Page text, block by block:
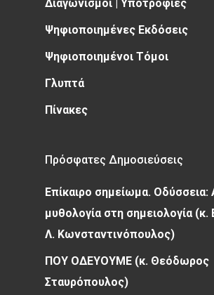
Διαγωνισμοί | Υποτροφίες
Ψηφιοποιημένες Εκδόσεις
Ψηφιοποιημένοι Τόμοι
Γλυπτά
Πίνακες
Πρόσφατες Δημοσιεύσεις
Επίκαιρο σημείωμα. Οδύσσεια:
μυθολογία στη σημειολογία (κ.
Λ. Κωνσταντινόπουλος)
ΠΟΥ ΟΔΕΥΟΥΜΕ (κ. Θεόδωρος
Σταυρόπουλος)